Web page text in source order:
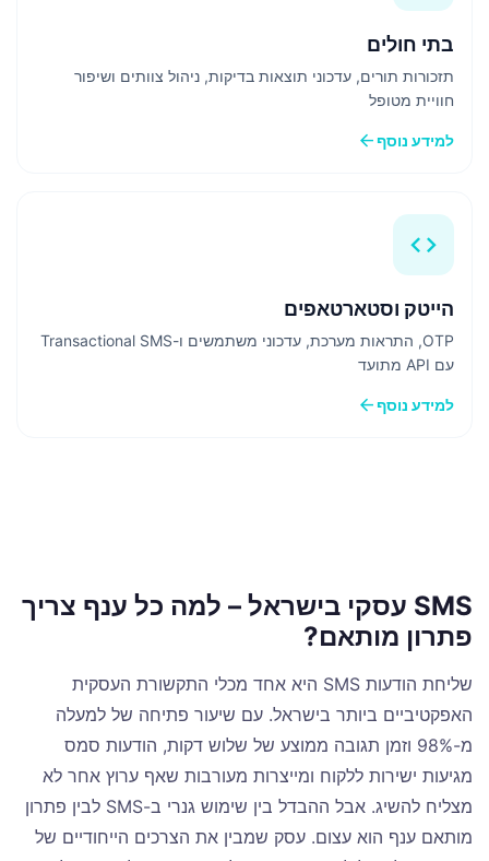
בתי חולים
תזכורות תורים, עדכוני תוצאות בדיקות, ניהול צוותים ושיפור
חוויית מטופל
למידע נוסףarrow_back
code
הייטק וסטארטאפים
OTP, התראות מערכת, עדכוני משתמשים ו-Transactional SMS
עם API מתועד
למידע נוסףarrow_back
SMS עסקי בישראל – למה כל ענף צריך
פתרון מותאם?
שליחת הודעות SMS היא אחד מכלי התקשורת העסקית
האפקטיביים ביותר בישראל. עם שיעור פתיחה של למעלה
מ-98% וזמן תגובה ממוצע של שלוש דקות, הודעות סמס
מגיעות ישירות ללקוח ומייצרות מעורבות שאף ערוץ אחר לא
מצליח להשיג. אבל ההבדל בין שימוש גנרי ב-SMS לבין פתרון
מותאם ענף הוא עצום. עסק שמבין את הצרכים הייחודיים של